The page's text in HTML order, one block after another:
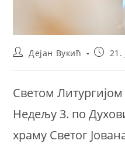
PostДејан Вукић
Post21.
Светом Литургијом
Недељу 3. по
храму Светог